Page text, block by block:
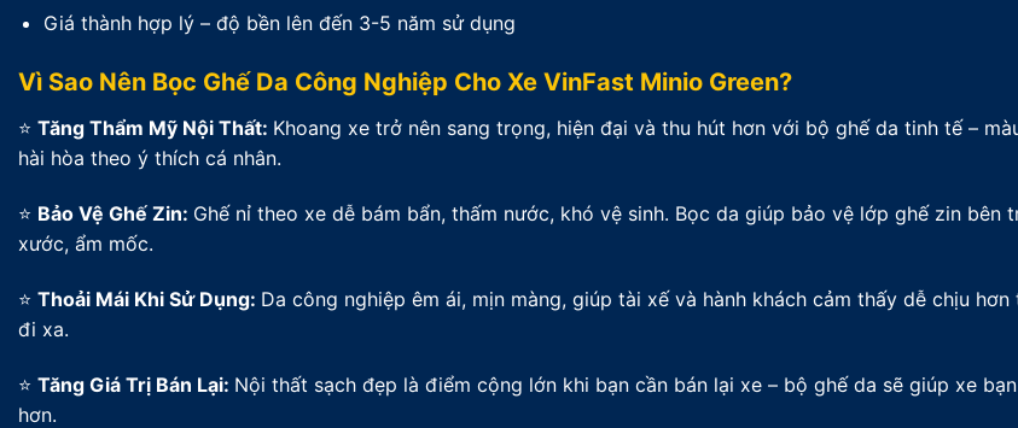
Giá thành hợp lý – độ bền lên đến 3-5 năm sử dụng
Vì Sao Nên Bọc Ghế Da Công Nghiệp Cho Xe VinFast Minio Green?
⭐ Tăng Thẩm Mỹ Nội Thất: Khoang xe trở nên sang trọng, hiện đại và thu hút hơn với bộ ghế da tinh tế –
hài hòa theo ý thích cá nhân.
⭐ Bảo Vệ Ghế Zin: Ghế nỉ theo xe dễ bám bẩn, thấm nước, khó vệ sinh. Bọc da giúp bảo vệ lớp ghế zin bên
xước, ẩm mốc.
⭐ Thoải Mái Khi Sử Dụng: Da công nghiệp êm ái, mịn màng, giúp tài xế và hành khách cảm thấy dễ chịu
đi xa.
⭐ Tăng Giá Trị Bán Lại: Nội thất sạch đẹp là điểm cộng lớn khi bạn cần bán lại xe – bộ ghế da sẽ giúp xe
hơn.